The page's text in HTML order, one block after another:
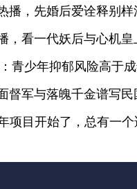
播，先婚后爱诠释别样
，看一代妖后与心机
青少年抑郁风险高于
督军与落魄千金谱写
项目开始了，总有一